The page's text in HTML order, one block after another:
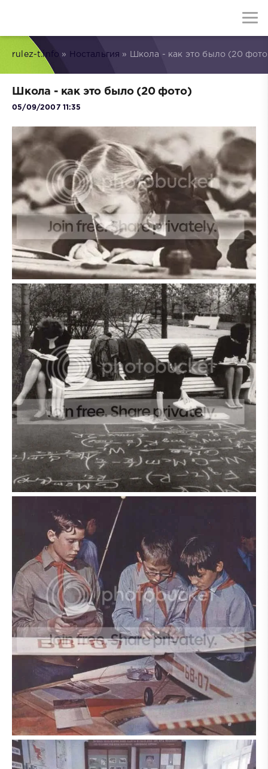
rulez-t.info » Ностальгия » Школа - как это было (20
Школа - как это было (20 фото)
05/09/2007 11:35